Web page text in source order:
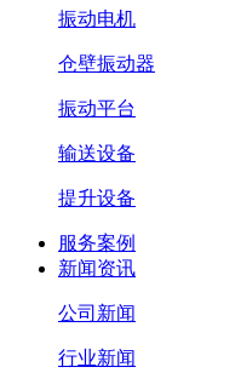
振动电机
仓壁振动器
振动平台
输送设备
提升设备
服务案例
新闻资讯
公司新闻
行业新闻